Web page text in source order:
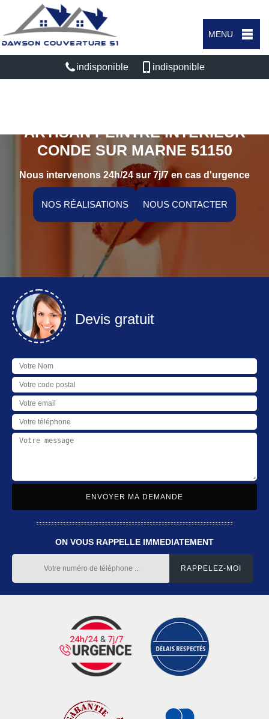
MENU
indisponible indisponible
ARTISAN PEINTRE INTÉRIEUR
CONDE SUR MARNE 51150
Nous intervenons 24h/24 sur 7j/7 en cas d'urgence
NOS RÉALISATIONS NOUS CONTACTER
Devis gratuit
ON VOUS RAPPELLE IMMEDIATEMENT